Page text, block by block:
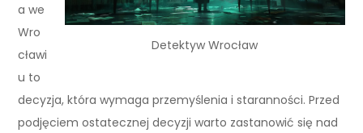
Detektyw Wrocław
a we
Wro
cławi
u to
decyzja, która wymaga przemyślenia i staranności. Przed
podjęciem ostatecznej decyzji warto zastanowić się nad